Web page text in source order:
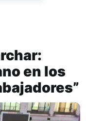
en los